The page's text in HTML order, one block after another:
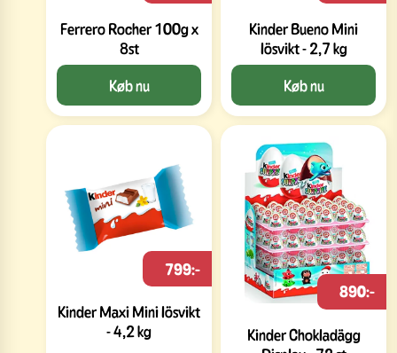
Ferrero Rocher 100g x
8st
Køb nu
Kinder Bueno Mini
lösvikt - 2,7 kg
Køb nu
Kinder Maxi Mini lösvikt
- 4,2 kg
799:-
Kinder Chokladägg
890:-